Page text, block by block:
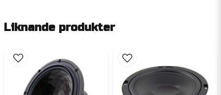
Liknande produkter